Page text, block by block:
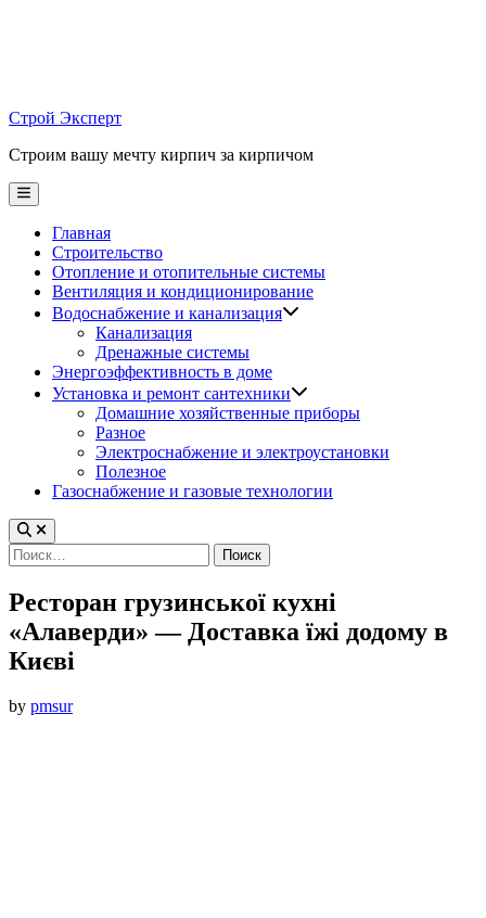
Строй Эксперт
Строим вашу мечту кирпич за кирпичом
Main
Menu
Главная
Строительство
Отопление и отопительные системы
Вентиляция и кондиционирование
Водоснабжение и канализация
Канализация
Дренажные системы
Энергоэффективность в доме
Установка и ремонт сантехники
Домашние хозяйственные приборы
Разное
Электроснабжение и электроустановки
Полезное
Газоснабжение и газовые технологии
Найти:
Ресторан грузинської кухні
«Алаверди» — Доставка їжі додому в
Києві
by pmsur